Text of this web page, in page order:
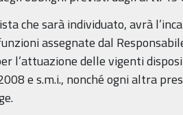
che sarà individuato, avrà
assegnate dal
l’attuazione delle vigenti
e s.m.i., nonché ogni altra